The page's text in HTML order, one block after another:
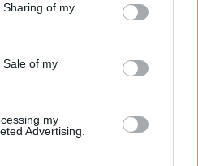
of my
of my
my
Advertising.
Nicolas Maduro Groenlandia·Lega
Bimbe di Salvini